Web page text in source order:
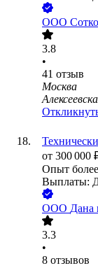
ООО
3.8
•
41 отзыв
Москва
от 300 000
Опыт
Выплаты:
ООО Дана
3.3
•
8 отзывов